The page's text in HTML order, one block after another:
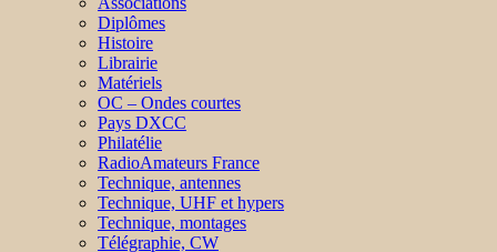
Diplômes
Histoire
Librairie
Matériels
OC – Ondes courtes
Pays DXCC
Philatélie
RadioAmateurs France
Technique, antennes
Technique, UHF et hypers
Technique, montages
Télégraphie, CW